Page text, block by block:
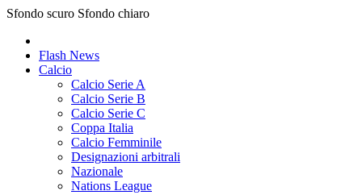
Sfondo scuro Sfondo chiaro
Flash News
Calcio
Calcio Serie A
Calcio Serie B
Calcio Serie C
Coppa Italia
Calcio Femminile
Designazioni arbitrali
Nazionale
Nations League